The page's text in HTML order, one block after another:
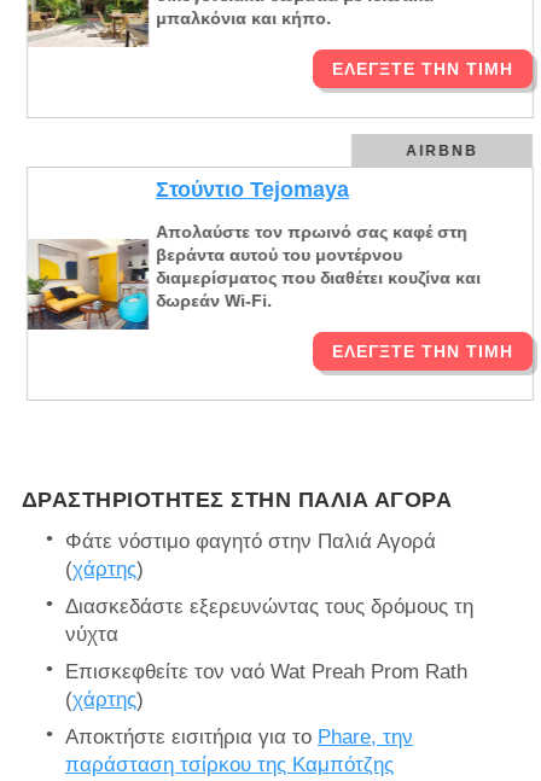
μπαλκόνια και κήπο.
ΕΛΈΓΞΤΕ ΤΗΝ ΤΙΜΉ
AIRBNB
Στούντιο Tejomaya
Απολαύστε τον πρωινό σας καφέ στη
βεράντα αυτού του μοντέρνου
διαμερίσματος που διαθέτει κουζίνα και
δωρεάν Wi-Fi.
ΕΛΈΓΞΤΕ ΤΗΝ ΤΙΜΉ
ΔΡΑΣΤΗΡΙΌΤΗΤΕΣ ΣΤΗΝ ΠΑΛΙΆ ΑΓΟΡΆ
Φάτε νόστιμο φαγητό στην Παλιά Αγορά
(χάρτης)
Διασκεδάστε εξερευνώντας τους δρόμους τη
νύχτα
Επισκεφθείτε τον ναό Wat Preah Prom Rath
(χάρτης)
Αποκτήστε εισιτήρια για το Phare, την
παράσταση τσίρκου της Καμπότζης